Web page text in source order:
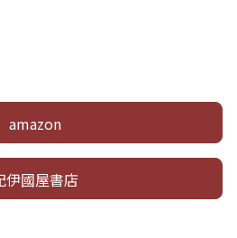
amazon
伊國屋書店